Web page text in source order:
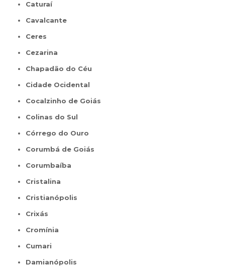
Caturaí
Cavalcante
Ceres
Cezarina
Chapadão do Céu
Cidade Ocidental
Cocalzinho de Goiás
Colinas do Sul
Córrego do Ouro
Corumbá de Goiás
Corumbaíba
Cristalina
Cristianópolis
Crixás
Cromínia
Cumari
Damianópolis